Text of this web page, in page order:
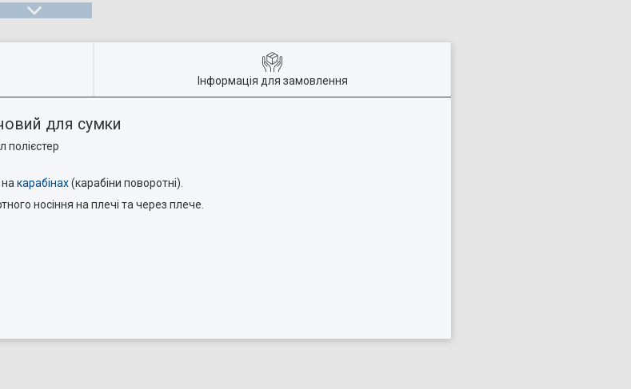
Інформація для замовлення
для сумки
полієстер
карабінах(карабіни поворотні).
носіння на плечі та через плече.